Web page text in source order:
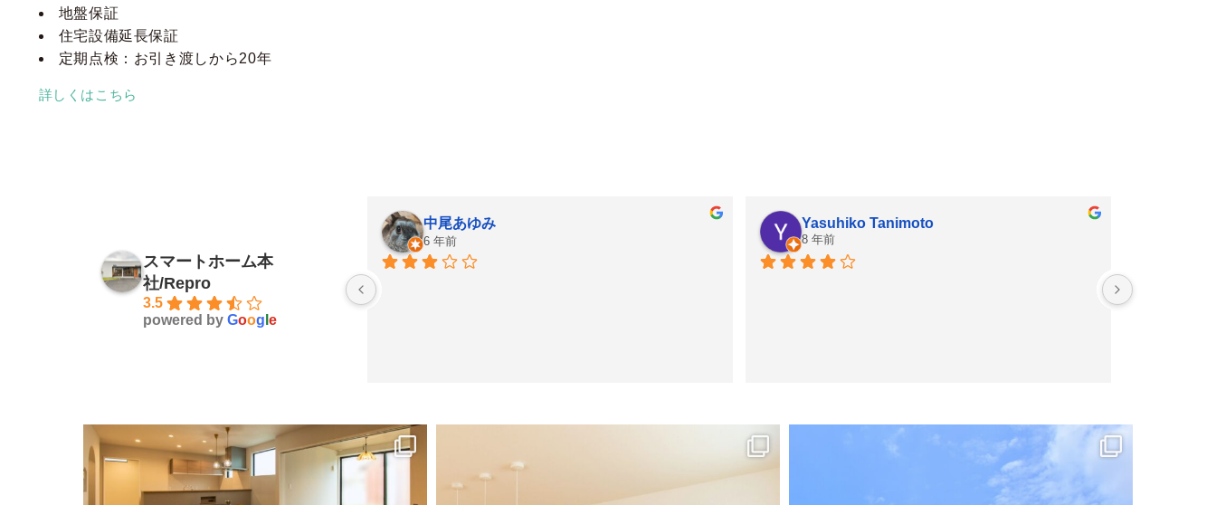
地盤保証
住宅設備延長保証
定期点検：お引き渡しから20年
詳しくはこちら
スマートホーム本
社/Repro
3.5
powered by Goog e
中尾あゆみ
6 年前
Yasuhiko Tanimoto
8 年前